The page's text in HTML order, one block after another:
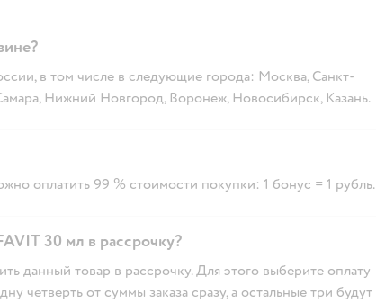
в том числе в следующие города: Москва, Санкт-
Нижний Новгород, Воронеж, Новосибирск, Казань.
оплатить 99 % стоимости покупки: 1 бонус = 1 рубль.
30 мл в рассрочку?
данный товар в рассрочку. Для этого выберите оплату
четверть от суммы заказа сразу, а остальные три будут